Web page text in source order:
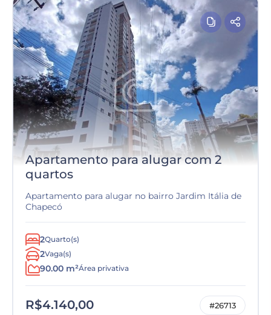
Apartamento para alugar com 2
quartos
Apartamento para alugar no bairro Jardim Itália de
Chapecó
2Quarto(s)
2Vaga(s)
90.00 m²Área privativa
R$4.140,00 #26713